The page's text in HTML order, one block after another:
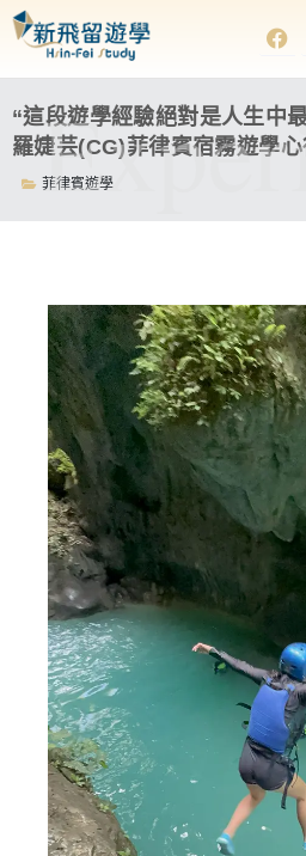
“這段遊學經驗絕對是人生中
羅婕芸(CG)菲律賓宿霧遊學
菲律賓遊學